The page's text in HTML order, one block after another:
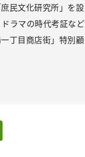
民文化研究所」を設
ラマの時代考証など
丁目商店街」特別顧
アする